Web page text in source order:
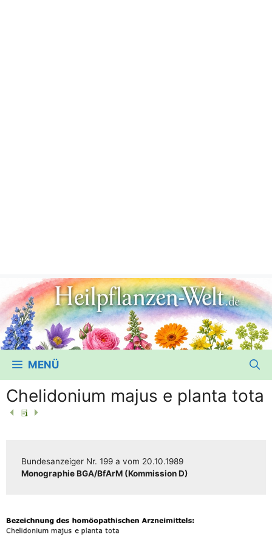
MENÜ
Chelidonium majus e planta tota
Bun­des­an­zei­ger Nr. 199 a vom 20.10.1989
Mono­gra­phie BGA/​​BfArM (Kom­mis­si­on D)